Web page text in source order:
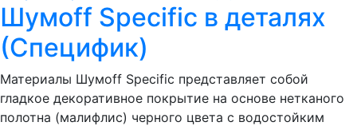
Шумоff Specific в деталях
(Специфик)
Материалы Шумоff Specific представляет собой
гладкое декоративное покрытие на основе нетканого
полотна (малифлис) черного цвета с водостойким